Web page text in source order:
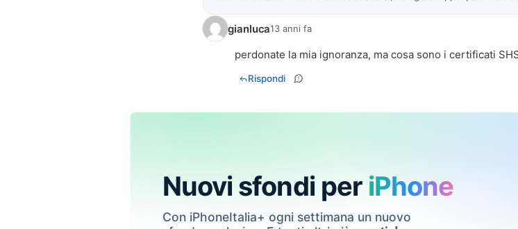
gianluca13 anni fa
perdonate la mia ignoranza, ma cosa sono i certificati
Rispondi
Nuovi sfondi per iPhone
Con iPhoneItalia+ ogni settimana un nuovo